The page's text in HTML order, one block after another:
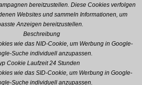
bereitzustellen. Diese Cookies verfolgen
Websites und sammeln Informationen, um
Anzeigen bereitzustellen.
Beschreibung
wie das NID-Cookie, um Werbung in Google-
Suche individuell anzupassen.
Cookie Laufzeit 24 Stunden
wie das SID-Cookie, um Werbung in Google-
Suche individuell anzupassen.